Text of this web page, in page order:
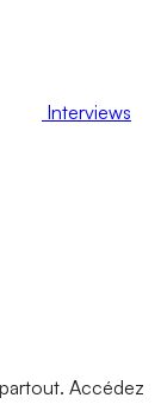
Interviews
Accédez